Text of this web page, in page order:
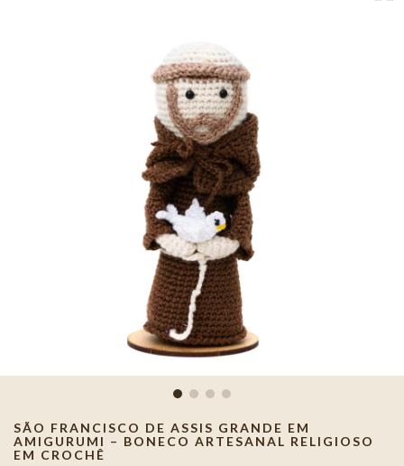
SÃO FRANCISCO DE ASSIS GRANDE EM
AMIGURUMI – BONECO ARTESANAL RELIGIOSO
EM CROCHÊ